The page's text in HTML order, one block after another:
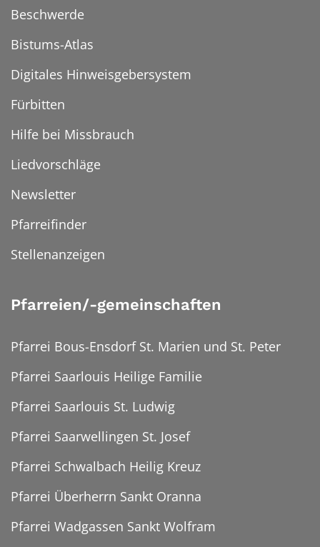
Beschwerde
Bistums-Atlas
Digitales Hinweisgebersystem
Fürbitten
Hilfe bei Missbrauch
Liedvorschläge
Newsletter
Pfarreifinder
Stellenanzeigen
Pfarreien/-gemeinschaften
Pfarrei Bous-Ensdorf St. Marien und St. Peter
Pfarrei Saarlouis Heilige Familie
Pfarrei Saarlouis St. Ludwig
Pfarrei Saarwellingen St. Josef
Pfarrei Schwalbach Heilig Kreuz
Pfarrei Überherrn Sankt Oranna
Pfarrei Wadgassen Sankt Wolfram